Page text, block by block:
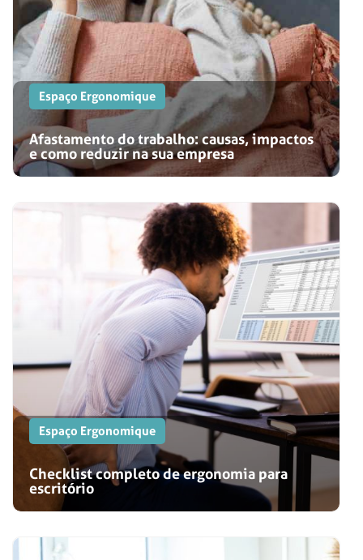
Espaço Ergonomique
Afastamento do trabalho: causas, impactos
e como reduzir na sua empresa
Espaço Ergonomique
Checklist completo de ergonomia para
escritório